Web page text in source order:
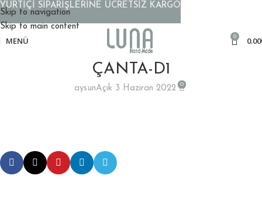
Skip to navigation
Skip to main content
MENÜ 0 0.00
ÇANTA-D1
aysunAçık 3 Haziran 2022 0
YURTİÇİ SİPARİŞLERİNE ÜCRETSİZ KARGO